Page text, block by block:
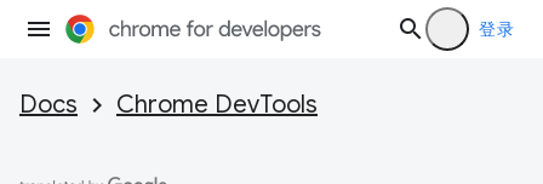
登录
Docs Chrome DevTools